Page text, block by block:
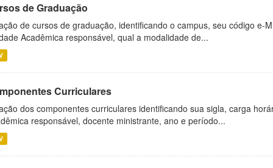
de Graduação
de cursos de graduação, identificando o campus, seu código e-
Acadêmica responsável, qual a modalidade de...
Curriculares
dos componentes curriculares identificando sua sigla, carga
responsável, docente ministrante, ano e período...